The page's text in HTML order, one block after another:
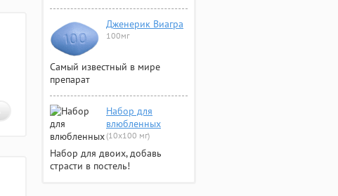
Дженерик Виагра
100мг
Самый известный в мире
препарат
Набор для
влюбленных
(10х100 мг)
Набор для двоих, добавь
страсти в постель!